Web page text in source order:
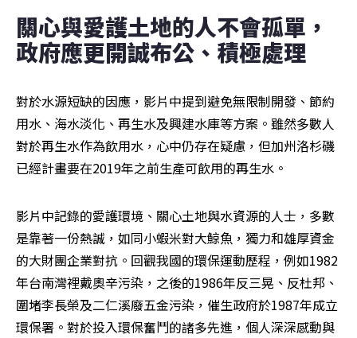
關心與愛護土地的人不會孤單，
政府應更開誠布公、積極處理
對於水源短缺的因應，影片中提到避免無限制開發、節約
用水、海水淡化、再生水及興建水庫等方案。雖然多數人
對於再生水作為飲用水，心中仍存在疑慮，但加州洛杉磯
已經計畫要在2019年之前生產可飲用的再生水。
影片中記錄的愛護環境、關心土地與水資源的人士，多數
是靠著一份熱誠，如同小蝦米對大鯨魚，獨力和雄厚資金
的大財團企業對抗。回觀我國的環保運動歷程，例如1982
年台南灣裡戴奧辛污染，之後的1986年反三晃、反杜邦、
圍堵李長榮及二仁溪廢五金污染，催生政府於1987年成立
環保署。對於投入環保奮鬥的諸多先進，個人深深感動與